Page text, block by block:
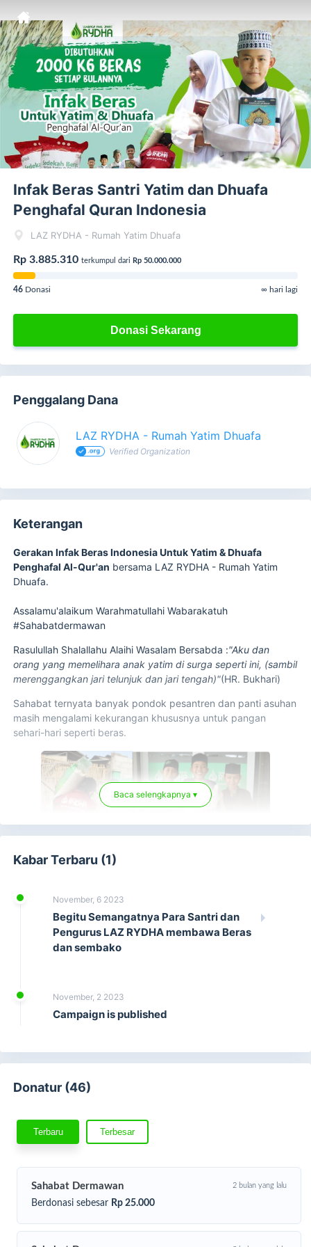
Infak Beras Santri Yatim dan Dhuafa
Penghafal Quran Indonesia
LAZ RYDHA - Rumah Yatim Dhuafa
Rp 3.885.310 terkumpul dari Rp 50.000.000
46 Donasi ∞ hari lagi
Donasi Sekarang
Penggalang Dana
LAZ RYDHA - Rumah Yatim Dhuafa
Verified Organization
Keterangan
Gerakan Infak Beras Indonesia Untuk Yatim & Dhuafa
Penghafal Al-Qur'an bersama LAZ RYDHA - Rumah Yatim
Dhuafa.
Assalamu'alaikum Warahmatullahi Wabarakatuh
#Sahabatdermawan
Rasulullah Shalallahu Alaihi Wasalam Bersabda :"Aku dan
orang yang memelihara anak yatim di surga seperti ini, (sambil
merenggangkan jari telunjuk dan jari tengah)"(HR. Bukhari)
Sahabat ternyata banyak pondok pesantren dan panti asuhan
masih mengalami kekurangan khususnya untuk pangan
sehari-hari seperti beras.
Saatnya seharusnya kita Bergerak untuk peduli !
Yuk Kita memuliakan anak yatim, agar kita bukan sebagai
Baca selengkapnya ▾
Kabar Terbaru (1)
November, 6 2023
Begitu Semangatnya Para Santri dan
Pengurus LAZ RYDHA membawa Beras
dan sembako
November, 2 2023
Campaign is published
Donatur (46)
Terbaru Terbesar
Sahabat Dermawan 2 bulan yang lalu
Berdonasi sebesar Rp 25.000